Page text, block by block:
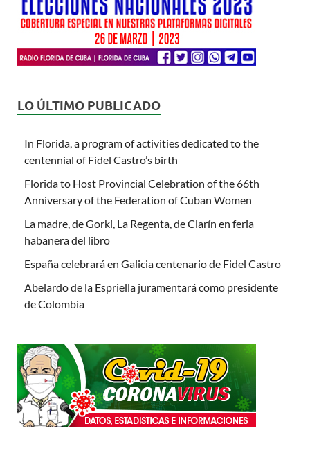
LO ÚLTIMO PUBLICADO
In Florida, a program of activities dedicated to the
centennial of Fidel Castro’s birth
Florida to Host Provincial Celebration of the 66th
Anniversary of the Federation of Cuban Women
La madre, de Gorki, La Regenta, de Clarín en feria
habanera del libro
España celebrará en Galicia centenario de Fidel Castro
Abelardo de la Espriella juramentará como presidente
de Colombia